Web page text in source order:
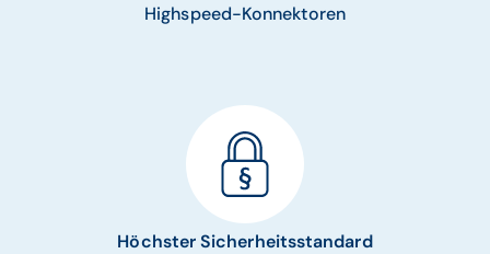
Highspeed-Konnektoren
Höchster Sicherheitsstandard